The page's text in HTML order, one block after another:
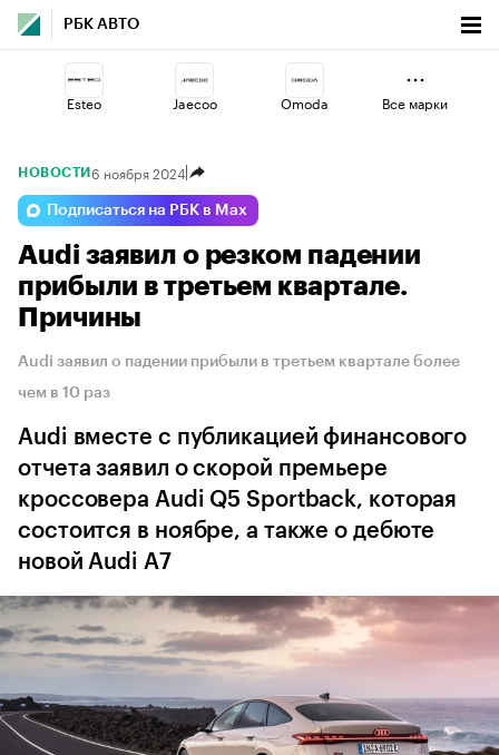
РБК АВТО
Esteo Jaecoo Omoda
Lada Geely
Changan Voyah Volga
Все марки
НОВОСТИ 6 ноября 2024
Подписаться на РБК в Max
Audi заявил о резком падении
прибыли в третьем квартале.
Причины
Audi заявил о падении прибыли в третьем квартале более
чем в 10 раз
Audi вместе с публикацией финансового
отчета заявил о скорой премьере
кроссовера Audi Q5 Sportback, которая
состоится в ноябре, а также о дебюте
новой Audi A7